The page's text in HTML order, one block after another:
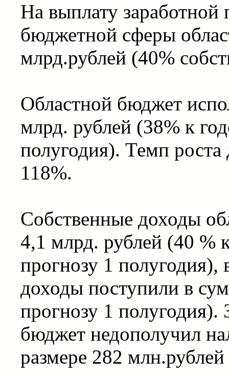
На выплату заработной
бюджетной сферы
млрд.рублей (40%
Областной бюджет
млрд. рублей (38% к
полугодия). Темп роста
118%.
Собственные доходы
4,1 млрд. рублей (40 %
прогнозу 1 полугодия),
доходы поступили в
прогнозу 1 полугодия).
бюджет недополучил
размере 282